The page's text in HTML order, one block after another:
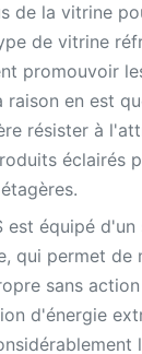
de la vitrine
de vitrine
promouvoir
raison en est
résister à
éclairés
est équipé
qui permet de
sans
d'énergie